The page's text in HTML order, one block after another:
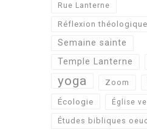
Rue Lanterne
Réflexion théologique
Semaine sainte
Temple Lanterne
yoga Zoom
Écologie Église
Études bibliques